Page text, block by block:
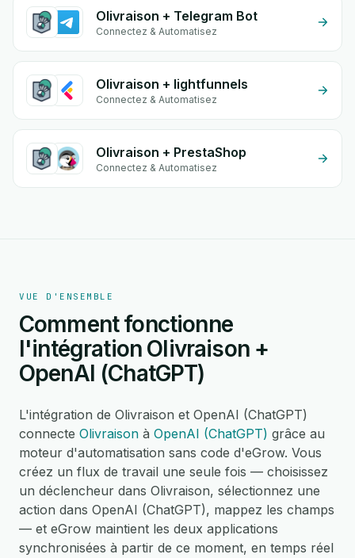
Olivraison + Telegram Bot
Connectez & Automatisez
Olivraison + lightfunnels
Connectez & Automatisez
Olivraison + PrestaShop
Connectez & Automatisez
VUE D'ENSEMBLE
Comment fonctionne
l'intégration Olivraison +
OpenAI (ChatGPT)
L'intégration de Olivraison et OpenAI (ChatGPT)
connecte Olivraison à OpenAI (ChatGPT) grâce au
moteur d'automatisation sans code d'eGrow. Vous
créez un flux de travail une seule fois — choisissez
un déclencheur dans Olivraison, sélectionnez une
action dans OpenAI (ChatGPT), mappez les champs
— et eGrow maintient les deux applications
synchronisées à partir de ce moment, en temps réel